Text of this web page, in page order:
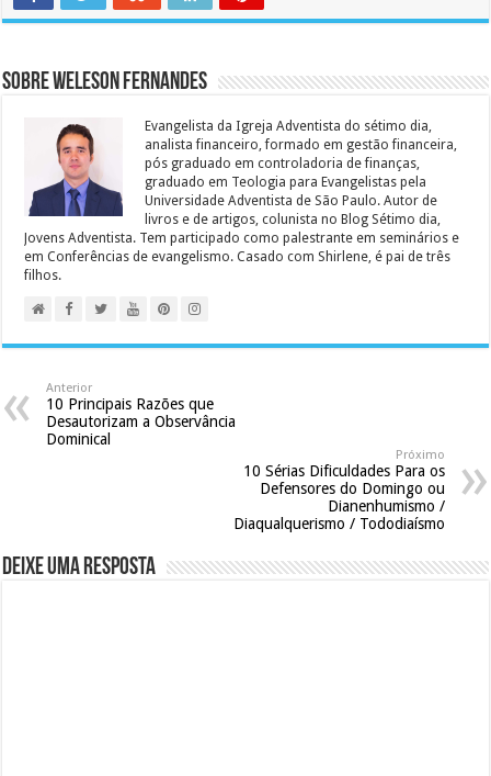
Sobre Weleson Fernandes
Evangelista da Igreja Adventista do sétimo dia,
analista financeiro, formado em gestão financeira,
pós graduado em controladoria de finanças,
graduado em Teologia para Evangelistas pela
Universidade Adventista de São Paulo. Autor de
livros e de artigos, colunista no Blog Sétimo dia,
Jovens Adventista. Tem participado como palestrante em seminários e
em Conferências de evangelismo. Casado com Shirlene, é pai de três
filhos.
Anterior
10 Principais Razões que
Desautorizam a Observância
Dominical
Próximo
10 Sérias Dificuldades Para os
Defensores do Domingo ou
Dianenhumismo /
Diaqualquerismo / Tododiaísmo
Deixe uma resposta